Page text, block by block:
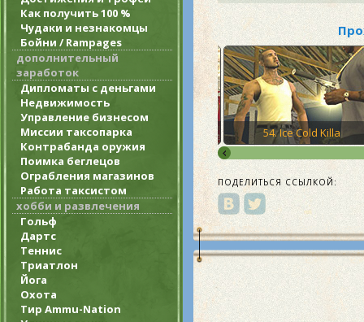
Как получить 100 %
Чудаки и незнакомцы
Бойни / Rampages
дополнительный
заработок
Дипломаты с деньгами
Недвижимость
Управление бизнесом
Миссии таксопарка
Контрабанда оружия
Поимка беглецов
Ограбления магазинов
Работа таксистом
хобби и развлечения
Гольф
Дартс
Теннис
Триатлон
Йога
Охота
Тир Ammu-Nation
53. Snail Trail 54. Ice Cold Killa
ПОДЕЛИТЬСЯ ССЫЛКОЙ: